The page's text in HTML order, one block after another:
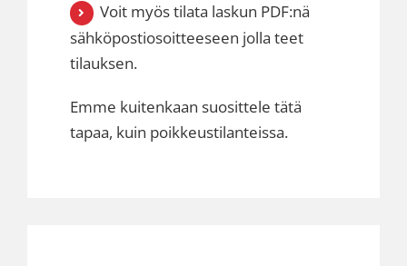
Voit myös tilata laskun PDF:nä
sähköpostiosoitteeseen jolla teet
tilauksen.
Emme kuitenkaan suosittele tätä
tapaa, kuin poikkeustilanteissa.